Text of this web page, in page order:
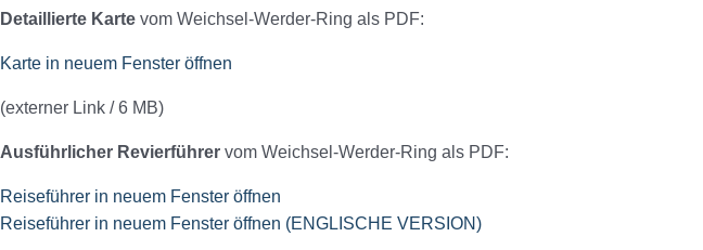
Detaillierte Karte vom Weichsel-Werder-Ring als PDF:
Karte in neuem Fenster öffnen
(externer Link / 6 MB)
Ausführlicher Revierführer vom Weichsel-Werder-Ring als PDF:
Reiseführer in neuem Fenster öffnen
Reiseführer in neuem Fenster öffnen (ENGLISCHE VERSION)